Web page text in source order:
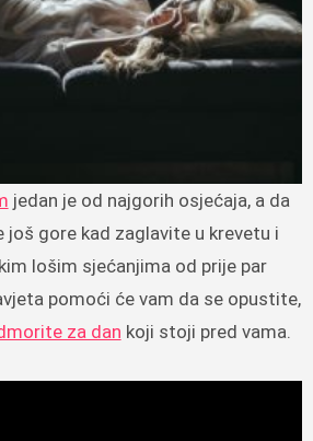
jedan je od najgorih osjećaja, a da
još gore kad zaglavite u krevetu i
lošim sjećanjima od prije par
pomoći će vam da se opustite,
za dan koji stoji pred vama.